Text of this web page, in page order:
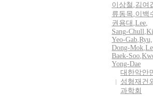
이상철 ,김여
류동목,이백
권용대 ,Lee,
Sang-Chull,
Yeo-Gab,Ryu,
Dong-Mok,
Baek-Soo,
Yong-Dae
대한악안
성형재건
과학회